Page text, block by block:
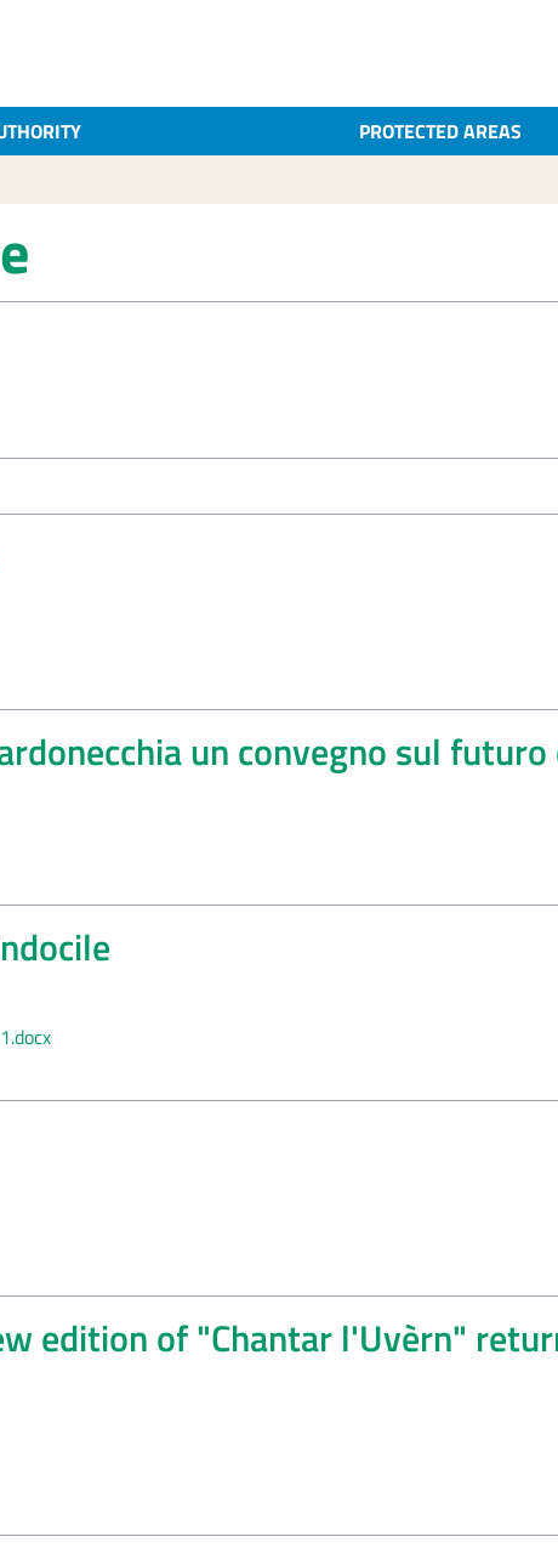
PROTECTED AREAS
un convegno sul
edition of "Chantar l'Uvèrn"